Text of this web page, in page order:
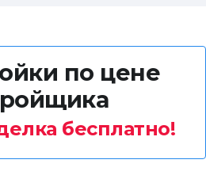
по цене
бесплатно!